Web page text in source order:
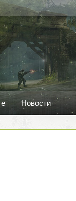
Новости